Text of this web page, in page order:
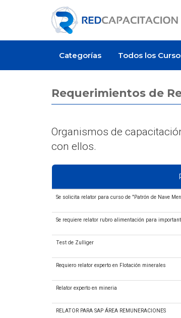
Categorías Todos los
Requerimientos de
Organismos de
con ellos.
Se solicita relator para curso de "Patrón de Nave
Se requiere relator rubro alimentación para
Test de Zulliger
Requiero relator experto en Flotación minerales
Relator experto en mineria
RELATOR PARA SAP ÁREA REMUNERACIONES